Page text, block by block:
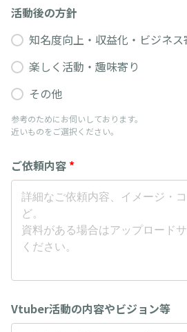
活動後の方針
知名度向上・収益化・ビジネス
楽しく活動・趣味寄り
その他
参考のためにお伺いしております。
近いものをご選択ください。
ご依頼内容 *
Vtuber活動の内容やビジョン等